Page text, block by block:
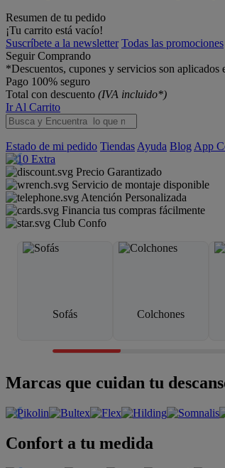
Resumen de tu pedido
¡Tu carrito está vacío!
Suscríbete a la newsletter Todas las promociones
Seguir Comprando
*Descuentos, cupones y servicios son
Pago 100% seguro
Total con descuento (IVA incluido*)
Ir Al Carrito
Estado de mi pedido Tiendas Ayuda Blog App
Precio Garantizado
Servicio de montaje disponible
Atención Personalizada
Financia tus compras fácilmente
Club Confo
Sofás Colchones
Marcas que cuidan tu
Confort a tu medida